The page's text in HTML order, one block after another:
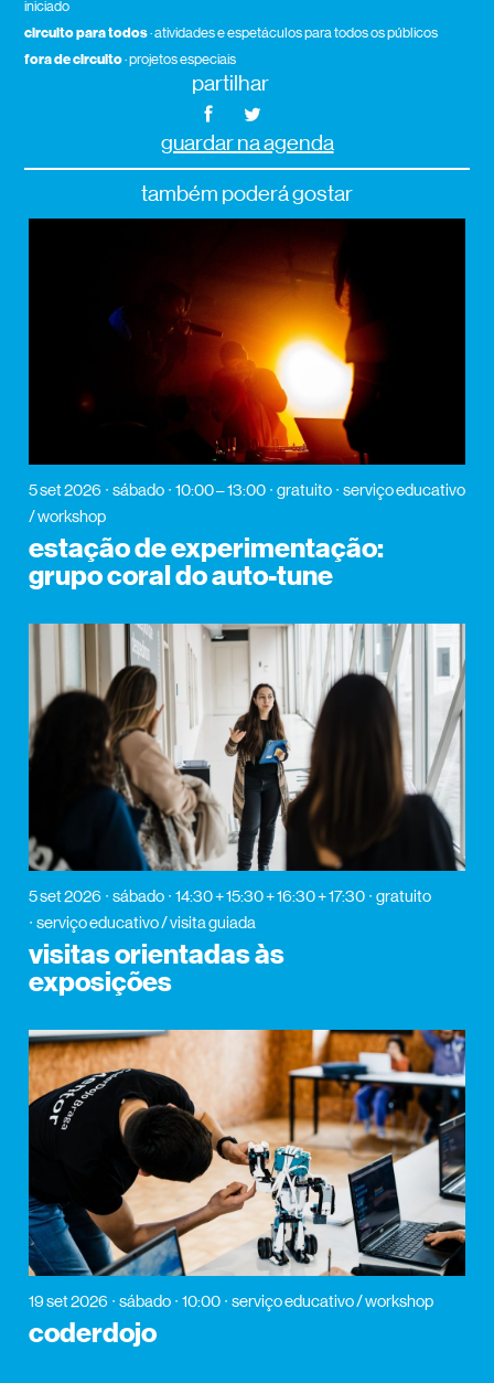
iniciado
circuito para todos· atividades e espetáculos para todos os públicos
fora de circuito· projetos especiais
partilhar
guardar na agenda
também poderá gostar
5 set 2026 sábado 10:00 – 13:00 gratuito
serviço educativo
/ workshop
estação de experimentação:
grupo coral do auto-tune
5 set 2026 sábado 14:30 + 15:30 + 16:30 + 17:30
gratuito
serviço educativo / visita guiada
visitas orientadas às
exposições
19 set 2026 sábado 10:00 serviço educativo / workshop
coderdojo